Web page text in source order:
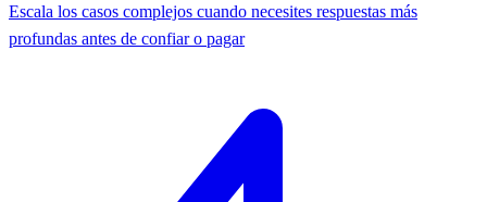
Escala los casos complejos cuando necesites respuestas más
profundas antes de confiar o pagar